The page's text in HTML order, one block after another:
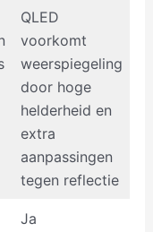
QLED
voorkomt
weerspiegeling
door hoge
helderheid en
extra
aanpassingen
tegen reflectie
Ja